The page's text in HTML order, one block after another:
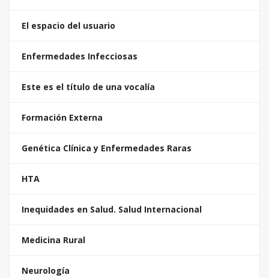
El espacio del usuario
Enfermedades Infecciosas
Este es el título de una vocalía
Formación Externa
Genética Clínica y Enfermedades Raras
HTA
Inequidades en Salud. Salud Internacional
Medicina Rural
Neurología